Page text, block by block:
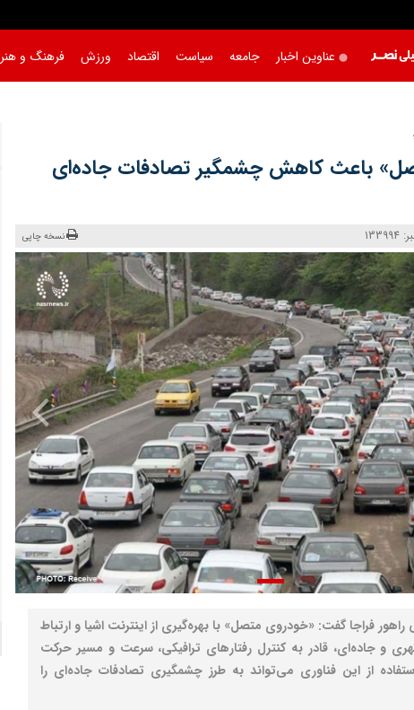
عناوین اخبار جامعه سیاست اقتصاد ورزش فرهنگ و هنر
فاس
باعث کاهش چشمگیر تصادفات جاده‌ای
نسخه چاپی
فراجا گفت: «خودروی متصل» با بهره‌گیری از اینترنت اشیا و ارتباط
و جاده‌ای، قادر به کنترل رفتارهای ترافیکی، سرعت و مسیر حرکت
از این فناوری می‌تواند به طرز چشمگیری تصادفات جاده‌ای را